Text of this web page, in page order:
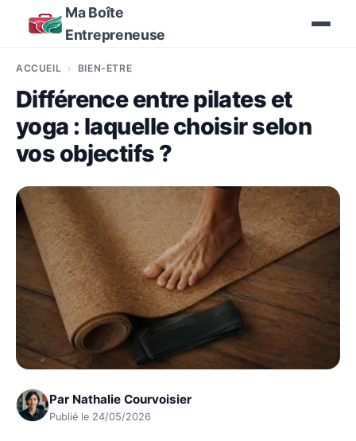
Ma Boîte
Entrepreneuse
ACCUEIL BIEN-ÊTRE
Différence entre pilates et
yoga : laquelle choisir selon
vos objectifs ?
Par Nathalie Courvoisier
Publié le 24/05/2026